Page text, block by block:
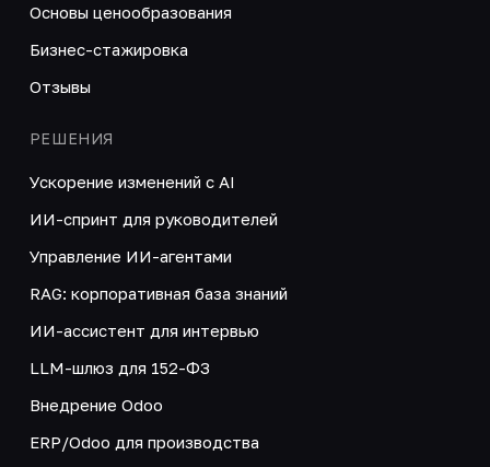
Основы ценообразования
Бизнес-стажировка
Отзывы
РЕШЕНИЯ
Ускорение изменений с AI
ИИ-спринт для руководителей
Управление ИИ-агентами
RAG: корпоративная база знаний
ИИ-ассистент для интервью
LLM-шлюз для 152-ФЗ
Внедрение Odoo
ERP/Odoo для производства